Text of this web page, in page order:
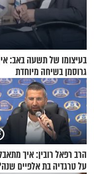
בעיצומו של תשעה באב:
גרוסמן בשיחה מיוחדת
הרב רפאל רובין: איך
על טרגדיה בת אלפיים